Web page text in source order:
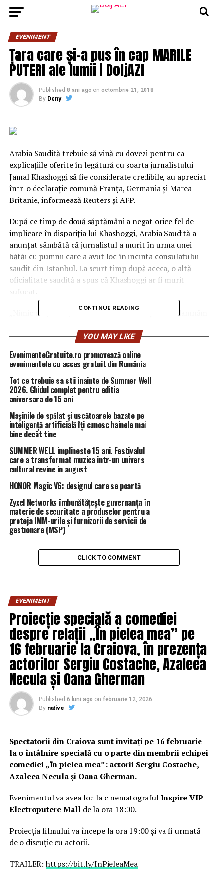
EVENIMENT
Țara care și-a pus în cap MARILE
PUTERI ale lumii | DoljAZI
Published 8 ani ago on octombrie 21, 2018
By Deny
Arabia Saudită trebuie să vină cu dovezi pentru ca
explicaţiile oferite în legătură cu soarta jurnalistului
Jamal Khashoggi să fie considerate credibile, au apreciat
într-o declaraţie comună Franţa, Germania şi Marea
Britanie, informează Reuters şi AFP.
După ce timp de două săptămâni a negat orice fel de
implicare în dispariţia lui Khashoggi, Arabia Saudită a
anunţat sâmbătă că jurnalistul a murit în urma unei
bătăi cu pumnii care a avut loc în incinta consulatului
saudit din Istanbul.La scurt timp după aceea, o altă
oficialitate saudită a spus că Khashoggi ar fi murit
„Nimic nu poate justifica acest asasinat şi îl condamnăm
urgentă de clarificare a ceea ce s-a întâmplat cu
până acum în cadrul anchetei saudite, care trebuie
susţinută cu fapte pentru a putea fi considerată
credibilă”.
Cele trei ţări au subliniat că este nevoie de mai multe
eforturi şi şi-au exprimat speranţa că se va afla adevărul,
iar cei responsabili vor plăti pentru delictele comise.
AGERPRES
RELATED TOPICS: PRIMA
UP NEXT
SONDAJUL care-l distruge pe Dragnea! Pe cine vor
românii la prezidențiale din partea PSD. Surpriza este
uluitoare | DoljAZI
DON'T MISS
„Vom merge până la capăt!” | DoljAZI
CONTINUE READING
YOU MAY LIKE
EvenimenteGratuite.ro promovează online
evenimentele cu acces gratuit din România
Tot ce trebuie sa stii inainte de Summer Well
2026. Ghidul complet pentru editia
aniversara de 15 ani
Mașinile de spălat și uscătoarele bazate pe
inteligență artificială îți cunosc hainele mai
bine decât tine
SUMMER WELL implineste 15 ani. Festivalul
care a transformat muzica intr-un univers
cultural revine in august
HONOR Magic V6: designul care se poartă
Zyxel Networks îmbunătățește guvernanța în
materie de securitate a produselor pentru a
proteja IMM-urile și furnizorii de servicii de
gestionare (MSP)
CLICK TO COMMENT
EVENIMENT
Proiecție specială a comediei
despre relații „În pielea mea” pe
16 februarie la Craiova, în prezența
actorilor Sergiu Costache, Azaleea
Necula și Oana Gherman
Published 6 luni ago on februarie 12, 2026
By native
Spectatorii din Craiova sunt invitați pe 16 februarie
la o întâlnire specială cu o parte din membrii echipei
comediei „În pielea mea”: actorii Sergiu Costache,
Azaleea Necula și Oana Gherman.
Evenimentul va avea loc la cinematografulInspire VIP
Electroputere Mall de la ora 18:00.
Proiecția filmului va începe la ora 19:00 și va fi urmată
de o discuție cu actorii.
TRAILER:https://bit.ly/InPieleaMea